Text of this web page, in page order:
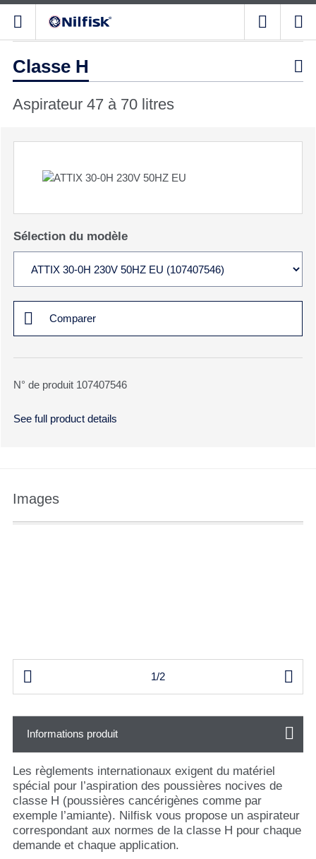
Classe H 
Aspirateur 47 à 70 litres
Sélection du modèle
Comparer
N° de produit 107407546
See full product details
Images
 1/2 
Informations produit
Les règlements internationaux exigent du matériel
spécial pour l’aspiration des poussières nocives de
classe H (poussières cancérigènes comme par
exemple l’amiante). Nilfisk vous propose un aspirateur
correspondant aux normes de la classe H pour chaque
demande et chaque application.